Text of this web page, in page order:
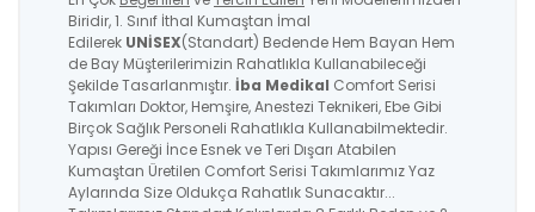
Biridir, 1. Sınıf İthal Kumaştan İmal
Edilerek UNİSEX(Standart) Bedende Hem Bayan Hem
de Bay Müşterilerimizin Rahatlıkla Kullanabileceği
Şekilde Tasarlanmıştır. İba Medikal Comfort Serisi
Takımları Doktor, Hemşire, Anestezi Teknikeri, Ebe Gibi
Birçok Sağlık Personeli Rahatlıkla Kullanabilmektedir.
Yapısı Gereği İnce Esnek ve Teri Dışarı Atabilen
Kumaştan Üretilen Comfort Serisi Takımlarımız Yaz
Aylarında Size Oldukça Rahatlık Sunacaktır...